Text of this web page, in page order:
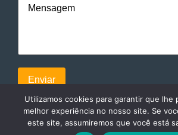
Utilizamos cookies para garantir que lhe
melhor experiência no nosso site. Se
este site, assumiremos que você está